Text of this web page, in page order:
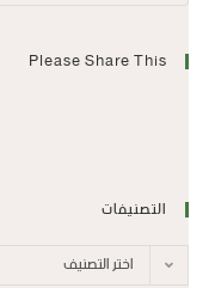
Please Share This
التصنيفات
اختر التصنيف